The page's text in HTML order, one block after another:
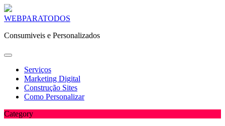
Skip
content
WEBPARATODOS
Consumiveis e Personalizados
Serviços
Marketing Digital
Construção Sites
Como Personalizar
Category